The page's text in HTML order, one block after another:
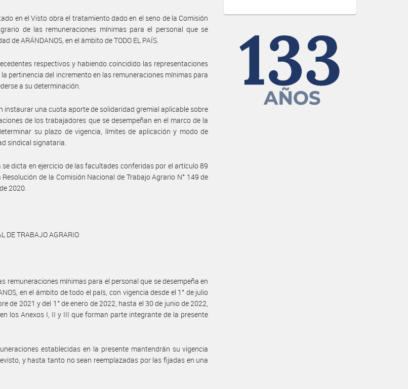
en el Visto obra el tratamiento dado en el seno de la Comisión
de las remuneraciones mínimas para el personal que se
de ARÁNDANOS, en el ámbito de TODO EL PAÍS.
respectivos y habiendo coincidido las representaciones
pertinencia del incremento en las remuneraciones mínimas para
a su determinación.
instaurar una cuota aporte de solidaridad gremial aplicable sobre
de los trabajadores que se desempeñan en el marco de la
su plazo de vigencia, límites de aplicación y modo de
sindical signataria.
se dicta en ejercicio de las facultades conferidas por el artículo 89
Resolución de la Comisión Nacional de Trabajo Agrario N° 149 de
2020.
DE TRABAJO AGRARIO
remuneraciones mínimas para el personal que se desempeña en
en el ámbito de todo el país, con vigencia desde el 1° de julio
de 2021 y del 1° de enero de 2022, hasta el 30 de junio de 2022,
los Anexos I, II y III que forman parte integrante de la presente
establecidas en la presente mantendrán su vigencia
y hasta tanto no sean reemplazadas por las fijadas en una